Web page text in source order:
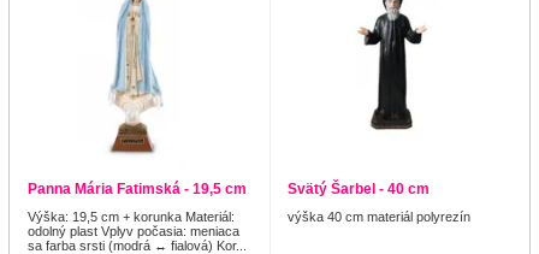
Panna Mária Fatimská - 19,5 cm
Výška: 19,5 cm + korunka Materiál:
odolný plast Vplyv počasia: meniaca
sa farba srsti (modrá ↔ fialová) Kor...
Svätý Šarbel - 40 cm
výška 40 cm materiál polyrezín